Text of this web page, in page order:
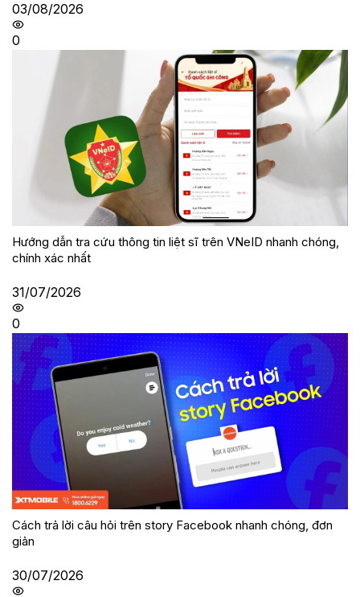
03/08/2026
0
Hướng dẫn tra cứu thông tin liệt sĩ trên VNeID nhanh chóng,
chính xác nhất
31/07/2026
0
Cách trả lời câu hỏi trên story Facebook nhanh chóng, đơn
giản
30/07/2026